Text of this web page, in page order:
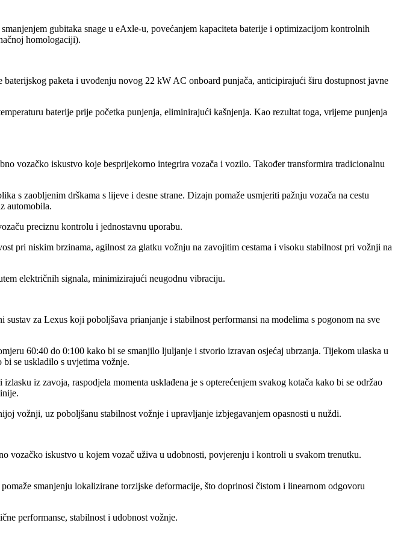
gubitaka snage u eAxle-u, povećanjem kapaciteta baterije i optimizacijom kontrolnih
homologaciji).
paketa i uvođenju novog 22 kW AC onboard punjača, anticipirajući širu dostupnost javne
baterije prije početka punjenja, eliminirajući kašnjenja. Kao rezultat toga, vrijeme punjenja
vozačko iskustvo koje besprijekorno integrira vozača i vozilo. Također transformira tradicionalnu
s zaobljenim drškama s lijeve i desne strane. Dizajn pomaže usmjeriti pažnju vozača na cestu
automobila.
preciznu kontrolu i jednostavnu uporabu.
pri niskim brzinama, agilnost za glatku vožnju na zavojitim cestama i visoku stabilnost pri vožnji na
električnih signala, minimizirajući neugodnu vibraciju.
za Lexus koji poboljšava prianjanje i stabilnost performansi na modelima s pogonom na sve
60:40 do 0:100 kako bi se smanjilo ljuljanje i stvorio izravan osjećaj ubrzanja. Tijekom ulaska u
se uskladilo s uvjetima vožnje.
iz zavoja, raspodjela momenta usklađena je s opterećenjem svakog kotača kako bi se održao
vožnji, uz poboljšanu stabilnost vožnje i upravljanje izbjegavanjem opasnosti u nuždi.
vozačko iskustvo u kojem vozač uživa u udobnosti, povjerenju i kontroli u svakom trenutku.
smanjenju lokalizirane torzijske deformacije, što doprinosi čistom i linearnom odgovoru
performanse, stabilnost i udobnost vožnje.